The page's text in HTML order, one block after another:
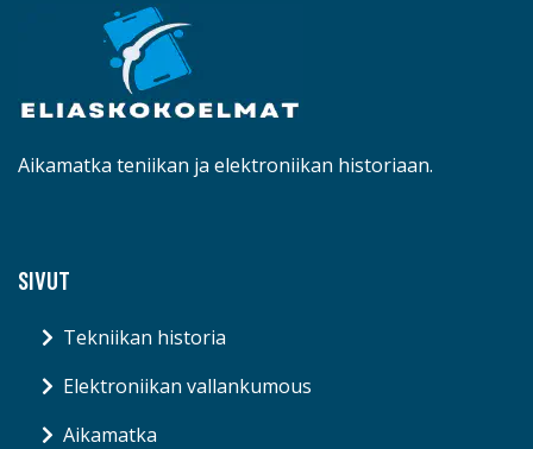
Aikamatka teniikan ja elektroniikan historiaan.
SIVUT
Tekniikan historia
Elektroniikan vallankumous
Aikamatka